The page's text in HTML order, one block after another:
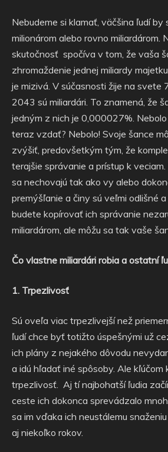
Nebudeme si klamať, väčšina ľudí by
milionárom alebo rovno miliardárom.
skutočnosť spočíva v tom, že vaša
zhromaždenie jednej miliardy
je mizivá. V súčasnosti žije na svete
2043 sú miliardári. To znamená, že
jedným z nich je 0,000027%.
teraz vzdať? Nebolo! Svoje šance
zvýšiť, predovšetkým tým, že
terajšie správanie a prístup k
sa nechovajú tak ako vy alebo
premýšľanie a činy sú veľmi odlišné
budete kopírovať ich správanie
miliardárom, ale môžu sa tak vaše
Čo vlastne miliardári robia a ostatní
1. Trpezlivosť
Sú oveľa viac trpezlivejší než
ľudí chce byť totižto úspešnými už
ich plány z nejakého dôvodu
a idú hľadať iné spôsoby. Ale kľúčom
trpezlivosť. Aj tí najbohatší ľudia
ceste ich dokonca sprevádzalo
sa im vďaka ich neustálemu
aj niekoľko rokov.